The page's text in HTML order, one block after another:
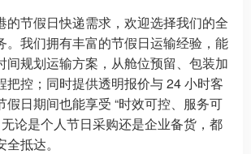
的节假日快递需求，欢迎选择我们的全
。我们拥有丰富的节假日运输经验，能
间规划运输方案，从舱位预留、包装加
把控；同时提供透明报价与 24 小时客
假日期间也能享受 “时效可控、服务可
论是个人节日采购还是企业备货，都
抵达。